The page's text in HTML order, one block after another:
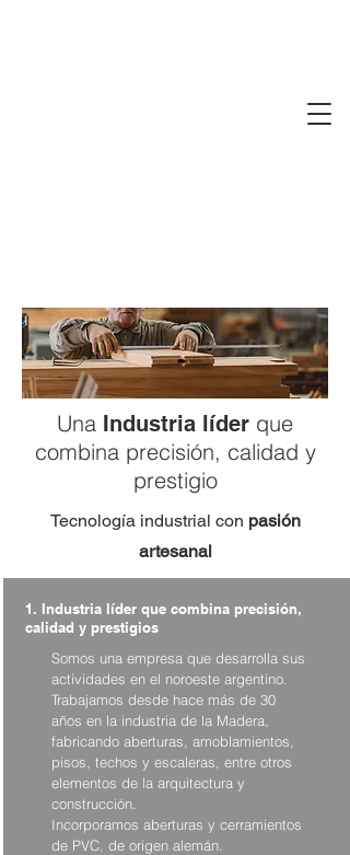
Una Industria líder que
combina precisión, calidad y
prestigio
Tecnología industrial con pasión
artesanal
1. Industria líder que combina precisión,
calidad y prestigios
Somos una empresa que desarrolla sus
actividades en el noroeste argentino.
Trabajamos desde hace más de 30
años en la industria de la Madera,
fabricando aberturas, amoblamientos,
pisos, techos y escaleras, entre otros
elementos de la arquitectura y
construcción.
Incorporamos aberturas y cerramientos
de PVC, de origen alemán.